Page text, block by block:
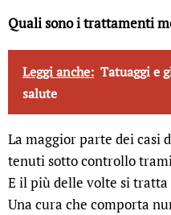
Quali sono i trattamenti
Leggi anche: Tatuaggi e
salute
La maggior parte dei casi
tenuti sotto controllo
E il più delle volte si tratta
Una cura che comporta